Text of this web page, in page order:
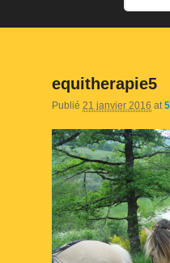
equitherapie5
Publié 21 janvier 2016 at